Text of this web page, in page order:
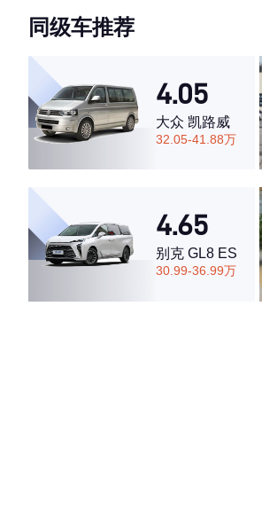
·外观表现一般，低于89%同级车
·空间表现较为优秀，优于88%同级车
同级车推荐
4.05
大众 凯路威
32.05-41.88万
4.65
别克 GL8 ES
30.99-36.99万